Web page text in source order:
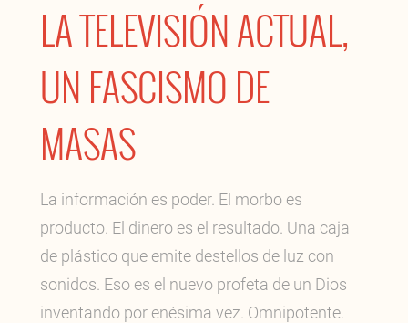
LA TELEVISIÓN ACTUAL,
UN FASCISMO DE
MASAS
La información es poder. El morbo es
producto. El dinero es el resultado. Una caja
de plástico que emite destellos de luz con
sonidos. Eso es el nuevo profeta de un Dios
inventando por enésima vez. Omnipotente.